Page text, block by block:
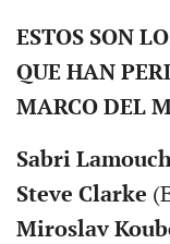
ESTOS SON
QUE HAN
MARCO DEL
Sabri
Steve Clarke
Miroslav